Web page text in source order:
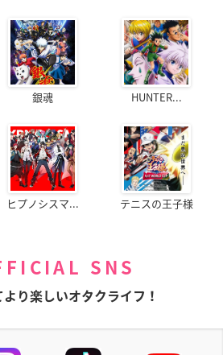
銀魂 HUNTER...
ヒプノシスマ... テニスの王子様
SNS
り楽しいオタクライフ！